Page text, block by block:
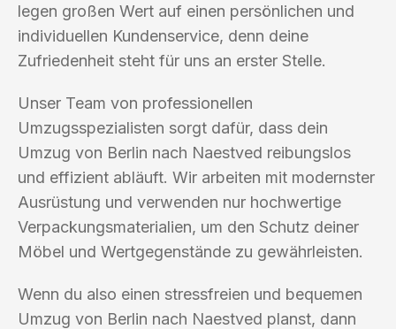
legen großen Wert auf einen persönlichen und
individuellen Kundenservice, denn deine
Zufriedenheit steht für uns an erster Stelle.
Unser Team von professionellen
Umzugsspezialisten sorgt dafür, dass dein
Umzug von Berlin nach Naestved reibungslos
und effizient abläuft. Wir arbeiten mit modernster
Ausrüstung und verwenden nur hochwertige
Verpackungsmaterialien, um den Schutz deiner
Möbel und Wertgegenstände zu gewährleisten.
Wenn du also einen stressfreien und bequemen
Umzug von Berlin nach Naestved planst, dann